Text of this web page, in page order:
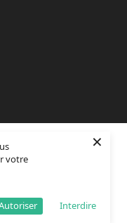
votre
Interdire
×